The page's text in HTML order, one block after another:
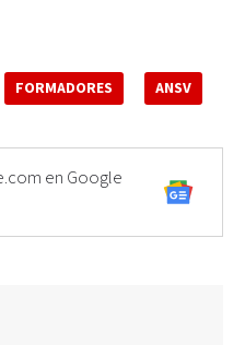
FORMADORES ANSV
en Google